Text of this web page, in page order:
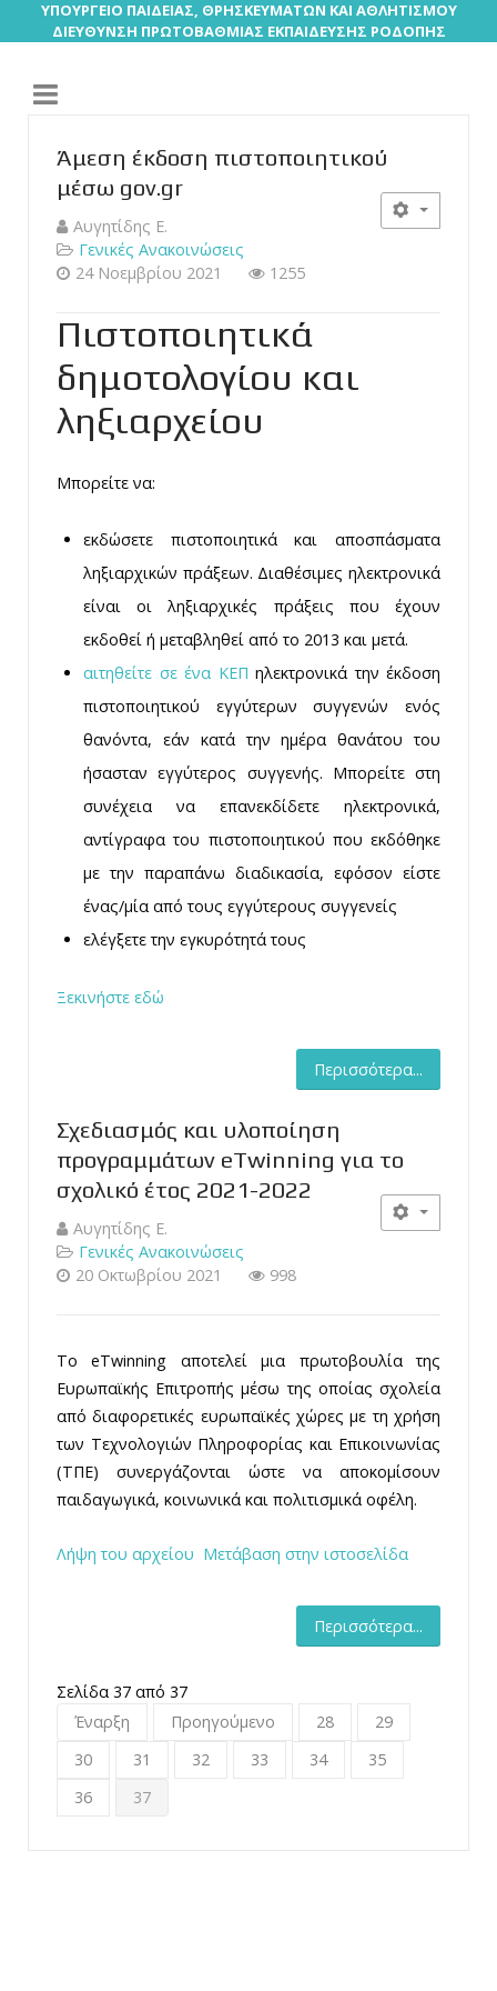
ΥΠΟΥΡΓΕΙΟ ΠΑΙΔΕΙΑΣ, ΘΡΗΣΚΕΥΜΑΤΩΝ ΚΑΙ ΑΘΛΗΤΙΣΜΟΥ
ΔΙΕΥΘΥΝΣΗ ΠΡΩΤΟΒΑΘΜΙΑΣ ΕΚΠΑΙΔΕΥΣΗΣ ΡΟΔΟΠΗΣ
Άμεση έκδοση πιστοποιητικού
μέσω gov.gr
Αυγητίδης Ε.
Γενικές Ανακοινώσεις
24 Νοεμβρίου 2021
1255
Πιστοποιητικά
δημοτολογίου και
ληξιαρχείου
Μπορείτε να:
εκδώσετε πιστοποιητικά και αποσπάσματα
ληξιαρχικών πράξεων. Διαθέσιμες ηλεκτρονικά
είναι οι ληξιαρχικές πράξεις που έχουν
εκδοθεί ή μεταβληθεί από το 2013 και μετά.
αιτηθείτε σε ένα ΚΕΠ ηλεκτρονικά την έκδοση
πιστοποιητικού εγγύτερων συγγενών ενός
θανόντα, εάν κατά την ημέρα θανάτου του
ήσασταν εγγύτερος συγγενής. Μπορείτε στη
συνέχεια να επανεκδίδετε ηλεκτρονικά,
αντίγραφα του πιστοποιητικού που εκδόθηκε
με την παραπάνω διαδικασία, εφόσον είστε
ένας/μία από τους εγγύτερους συγγενείς
ελέγξετε την εγκυρότητά τους
Ξεκινήστε εδώ
Περισσότερα...
Σχεδιασμός και υλοποίηση
προγραμμάτων eTwinning για το
σχολικό έτος 2021-2022
Αυγητίδης Ε.
Γενικές Ανακοινώσεις
20 Οκτωβρίου 2021
998
Το eTwinning αποτελεί μια πρωτοβουλία της
Ευρωπαϊκής Επιτροπής μέσω της οποίας σχολεία
από διαφορετικές ευρωπαϊκές χώρες με τη χρήση
των Τεχνολογιών Πληροφορίας και Επικοινωνίας
(ΤΠΕ) συνεργάζονται ώστε να αποκομίσουν
παιδαγωγικά, κοινωνικά και πολιτισμικά οφέλη.
Λήψη του αρχείου Μετάβαση στην ιστοσελίδα
Περισσότερα...
Σελίδα 37 από 37
Έναρξη
Προηγούμενο 28
29
30
31 32 33 34
35
36
37